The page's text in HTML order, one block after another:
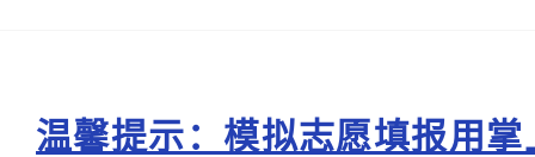
温馨提示：模拟志愿填报用